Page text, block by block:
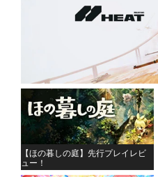
【ほの暮しの庭】先行プレイレビ
ュー！